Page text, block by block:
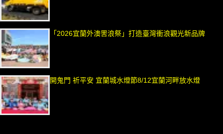
「2026宜蘭外澳罟浪祭」打造臺灣衝浪觀光新品牌
開鬼門 祈平安 宜蘭城水燈節8/12宜蘭河畔放水燈